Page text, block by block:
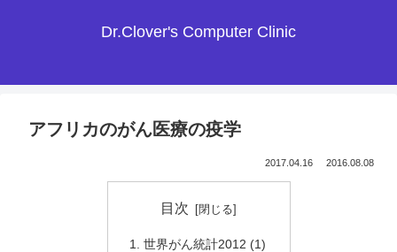
Dr.Clover's Computer Clinic
アフリカのがん医療の疫学
2017.04.16 2016.08.08
目次
世界がん統計2012 (1)